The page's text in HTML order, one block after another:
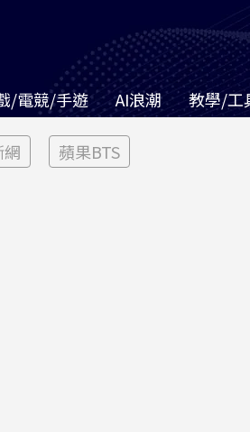
/電競/手遊 AI浪潮 教學/工
蘋果BTS